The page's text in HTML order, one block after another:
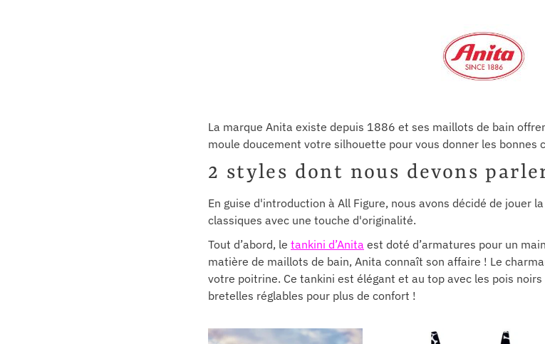
La marque Anita existe depuis 1886 et ses maillots de bain
moule doucement votre silhouette pour vous donner les bonnes
2 styles dont nous devons
En guise d'introduction à All Figure, nous avons décidé de jouer
classiques avec une touche d'originalité.
Tout d’abord, le tankini d’Anita est doté d’armatures pour un
matière de maillots de bain, Anita connaît son affaire ! Le
votre poitrine. Ce tankini est élégant et au top avec les pois
bretelles réglables pour plus de confort !